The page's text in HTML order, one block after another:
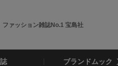
ファッション雑誌No.1 宝島社
ブランドムック